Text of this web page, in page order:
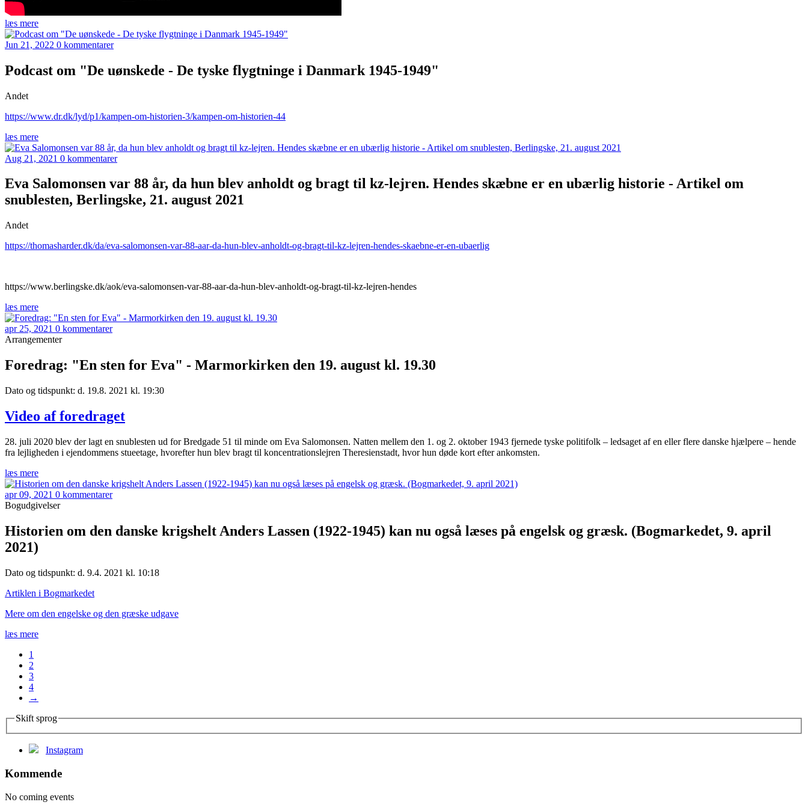
læs mere
Jun 21, 2022 0 kommentarer
Podcast om "De uønskede - De tyske flygtninge i Danmark 1945-1949"
Andet
https://www.dr.dk/lyd/p1/kampen-om-historien-3/kampen-om-historien-44
læs mere
Aug 21, 2021 0 kommentarer
Eva Salomonsen var 88 år, da hun blev anholdt og bragt til kz-lejren. Hendes skæbne er en ubærlig historie - Artikel om
snublesten, Berlingske, 21. august 2021
Andet
https://thomasharder.dk/da/eva-salomonsen-var-88-aar-da-hun-blev-anholdt-og-bragt-til-kz-lejren-hendes-skaebne-er-en-ubaerlig
https://www.berlingske.dk/aok/eva-salomonsen-var-88-aar-da-hun-blev-anholdt-og-bragt-til-kz-lejren-hendes
læs mere
apr 25, 2021 0 kommentarer
Arrangementer
Foredrag: "En sten for Eva" - Marmorkirken den 19. august kl. 19.30
Dato og tidspunkt: d. 19.8. 2021 kl. 19:30
Video af foredraget
28. juli 2020 blev der lagt en snublesten ud for Bredgade 51 til minde om Eva Salomonsen. Natten mellem den 1. og 2. oktober 1943 fjernede tyske politifolk – ledsaget af en eller flere danske hjælpere – hende
fra lejligheden i ejendommens stueetage, hvorefter hun blev bragt til koncentrationslejren Theresienstadt, hvor hun døde kort efter ankomsten.
læs mere
apr 09, 2021 0 kommentarer
Bogudgivelser
Historien om den danske krigshelt Anders Lassen (1922-1945) kan nu også læses på engelsk og græsk. (Bogmarkedet, 9. april
2021)
Dato og tidspunkt: d. 9.4. 2021 kl. 10:18
Artiklen i Bogmarkedet
Mere om den engelske og den græske udgave
læs mere
1
2
3
4
→
Skift sprog
Instagram
Kommende
No coming events